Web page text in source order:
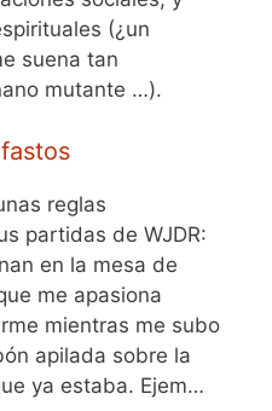
(¿un
suena tan
mutante …).
reglas
partidas de WJDR:
en la mesa de
me apasiona
mientras me subo
apilada sobre la
ya estaba. Ejem…